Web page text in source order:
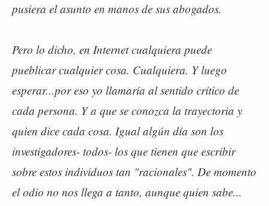
pusiera el asunto en manos de sus abogados.
Pero lo dicho, en Internet cualquiera puede
pueblicar cualquier cosa. Cualquiera. Y luego
esperar...por eso yo llamaría al sentido crítico de
cada persona. Y a que se conozca la trayectoria y
quien dice cada cosa. Igual algún día son los
investigadores- todos- los que tienen que escribir
sobre estos individuos tan "racionales". De momento
el odio no nos llega a tanto, aunque quien sabe...